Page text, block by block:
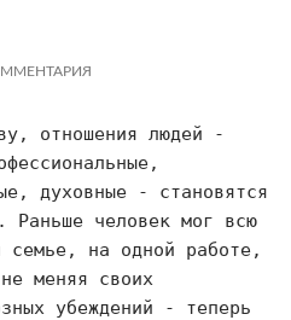
отношения людей -
духовные - становятся
Раньше человек мог всю
семье, на одной работе,
меняя своих
убеждений - теперь